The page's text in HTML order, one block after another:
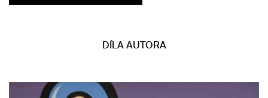
DÍLA AUTORA